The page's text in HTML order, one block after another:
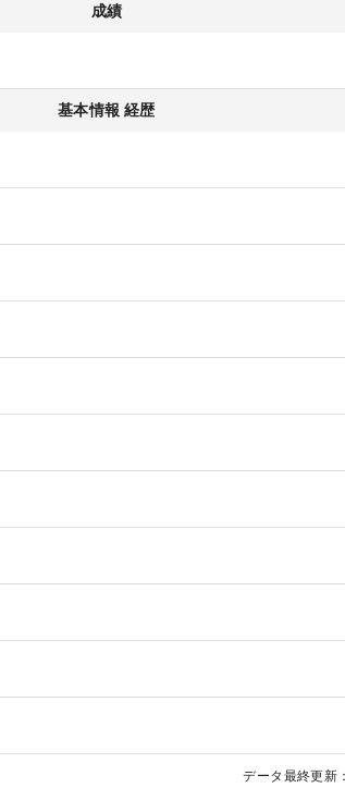
成績
基本情報 経歴
データ最終更新：